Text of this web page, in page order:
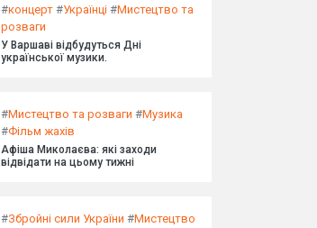
#концерт #Українці #Мистецтво та
розваги
У Варшаві відбудуться Дні
української музики.
#Мистецтво та розваги #Музика
#Фільм жахів
Афіша Миколаєва: які заходи
відвідати на цьому тижні
#Збройні сили України #Мистецтво